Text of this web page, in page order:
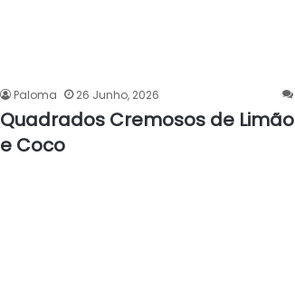
Paloma 26 Junho, 2026
Quadrados Cremosos de Limão
e Coco